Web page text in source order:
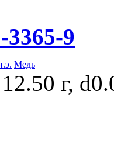
3365-9
Медь
12.50 г,